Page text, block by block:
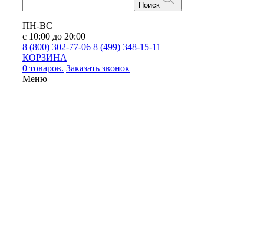
Поиск
ПН-ВС
с 10:00 до 20:00
8 (800) 302-77-06 8 (499) 348-15-11
КОРЗИНА
0 товаров. Заказать звонок
Меню